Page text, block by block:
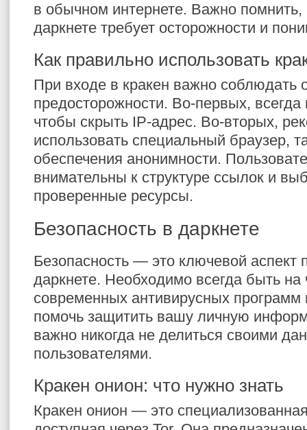
в обычном интернете. Важно помнить,
даркнете требует осторожности и
Как правильно использовать
При входе в кракен важно
предосторожности. Во-первых, всегда
чтобы скрыть IP-адрес. Во-вторых,
использовать специальный браузер,
обеспечения анонимности.
внимательны к структуре ссылок и
проверенные ресурсы.
Безопасность в даркнете
Безопасность — это ключевой аспект
даркнете. Необходимо всегда быть на
современных антивирусных
помочь защитить вашу личную
важно никогда не делиться своими
пользователями.
Кракен онион: что нужно знать
Кракен онион — это